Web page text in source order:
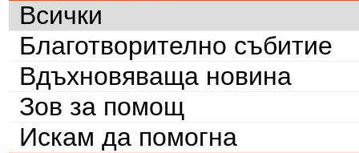
Всички
Благотворително събитие
Вдъхновяваща новина
Зов за помощ
Искам да помогна